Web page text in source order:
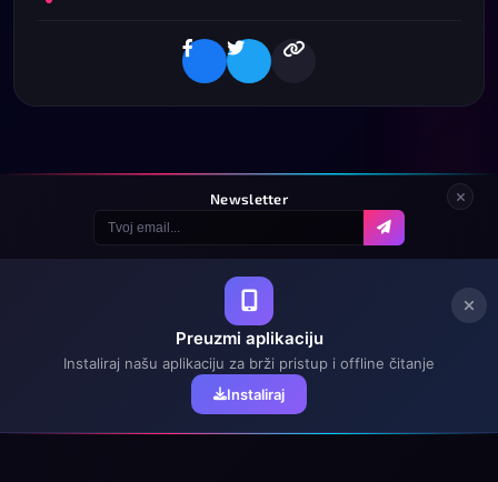
Newsletter
Preuzmi aplikaciju
Instaliraj našu aplikaciju za brži pristup i offline čitanje
Instaliraj